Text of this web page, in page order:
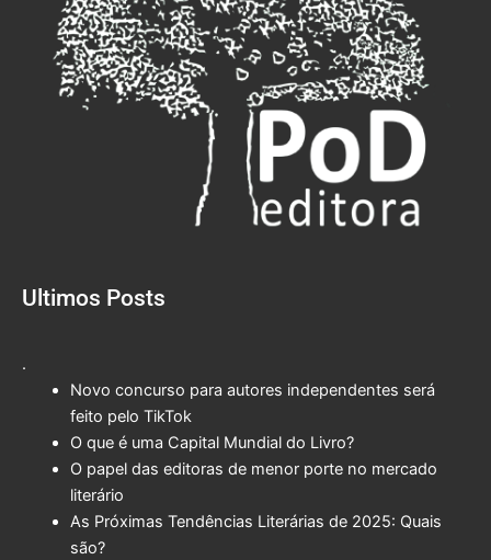
Ultimos Posts
.
Novo concurso para autores independentes será
feito pelo TikTok
O que é uma Capital Mundial do Livro?
O papel das editoras de menor porte no mercado
literário
As Próximas Tendências Literárias de 2025: Quais
são?